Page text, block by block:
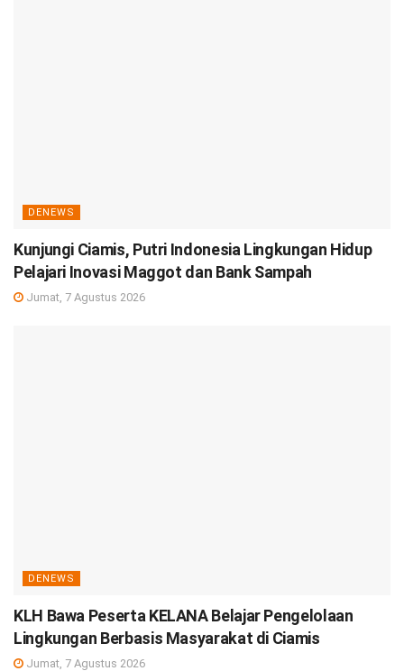
DENEWS
Kunjungi Ciamis, Putri Indonesia Lingkungan Hidup
Pelajari Inovasi Maggot dan Bank Sampah
Jumat, 7 Agustus 2026
DENEWS
KLH Bawa Peserta KELANA Belajar Pengelolaan
Lingkungan Berbasis Masyarakat di Ciamis
Jumat, 7 Agustus 2026